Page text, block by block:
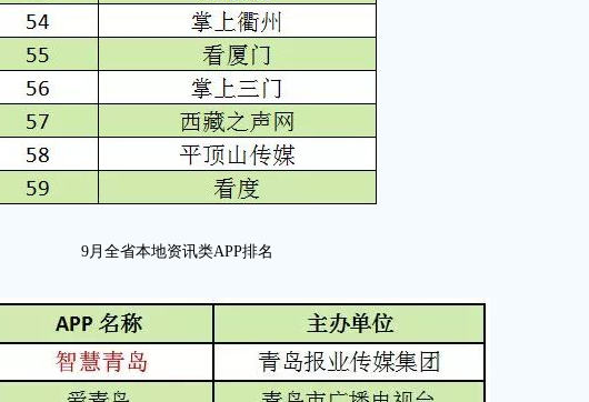
9月 全省本地资讯类APP排名